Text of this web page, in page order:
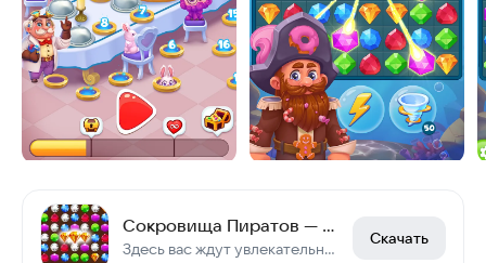
Сокровища Пиратов — Три в Ряд
Здесь вас ждут увлекательные головоломки и захватывающие «три в ряд» уровни!
Скачать